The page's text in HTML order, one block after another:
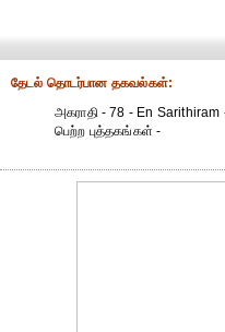
தேட‌ல் தொட‌ர்பான தகவ‌ல்க‌ள்:
அகராதி - 78 - En Sarithiram
பெற்ற புத்தகங்கள் -